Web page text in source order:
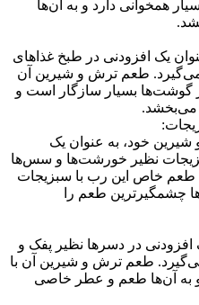
همخوانی دارد و به آن‌ها
یک افزودنی در طبخ غذاهای
می‌گیرد. طعم ترش و شیرین آن
گوشت‌ها بسیار سازگار است و
می‌بخشد.
خود، به عنوان یک
نظیر خورشت‌ها و سس‌ها
طعم خاص این رب با سبزیجات
چشمگیرترین طعم را
در دسرها نظیر پفک و
طعم ترش و شیرین آن با
به آن‌ها طعم و عطر خاصی